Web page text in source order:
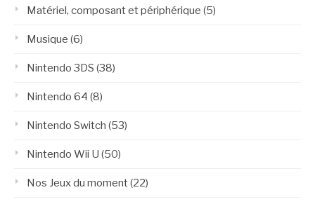
Matériel, composant et périphérique (5)
Musique (6)
Nintendo 3DS (38)
Nintendo 64 (8)
Nintendo Switch (53)
Nintendo Wii U (50)
Nos Jeux du moment(22)